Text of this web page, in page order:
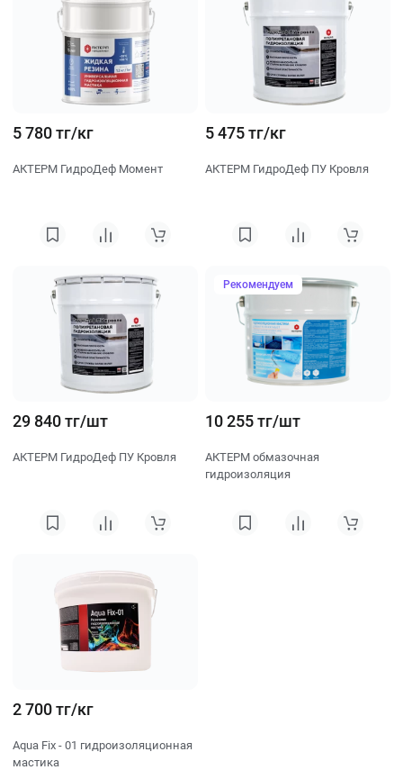
5 780 тг/кг
АКТЕРМ ГидроДеф Момент
5 475 тг/кг
АКТЕРМ ГидроДеф ПУ Кровля
29 840 тг/шт
АКТЕРМ ГидроДеф ПУ Кровля
Рекомендуем
10 255 тг/шт
АКТЕРМ обмазочная
гидроизоляция
2 700 тг/кг
Aqua Fix - 01 гидроизоляционная
мастика